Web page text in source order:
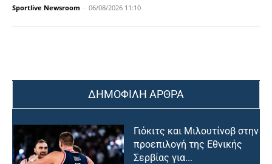
Sportlive Newsroom - 06/08/2026 11:10
ΔΗΜΟΦΙΛΗ ΑΡΘΡΑ
Γιόκιτς και Μιλουτίνοβ στην
προεπιλογή της Εθνικής
Σερβίας για...